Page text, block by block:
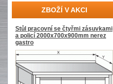
ZBOŽÍ V AKCI
Stůl pracovní se čtyřmi zásuvkami
a policí 2000x700x900mm nerez
gastro